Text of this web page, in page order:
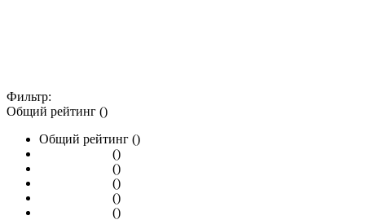
Фильтр:
Общий рейтинг ()
Общий рейтинг ()
()
()
()
()
()